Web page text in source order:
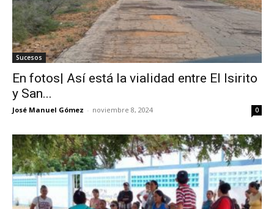
Sucesos
En fotos| Así está la vialidad entre El Isirito
y San...
José Manuel Gómez - noviembre 8, 2024 0